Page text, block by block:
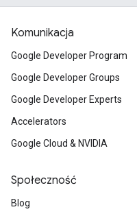
Komunikacja
Google Developer Program
Google Developer Groups
Google Developer Experts
Accelerators
Google Cloud & NVIDIA
Społeczność
Blog